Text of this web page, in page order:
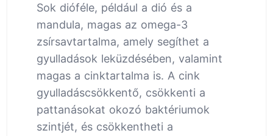
Sok dióféle, például a dió és a
mandula, magas az omega-3
zsírsavtartalma, amely segíthet a
gyulladások leküzdésében, valamint
magas a cinktartalma is. A cink
gyulladáscsökkentő, csökkenti a
pattanásokat okozó baktériumok
szintjét, és csökkentheti a